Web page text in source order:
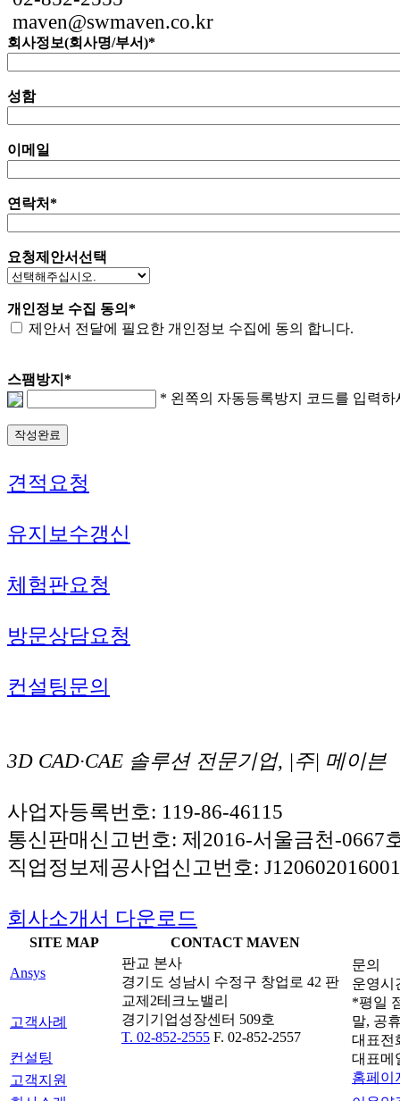
maven@swmaven.co.kr
회사정보(회사명/부서)*
성함
이메일
연락처*
요청제안서선택
개인정보 수집 동의 *
제안서 전달에 필요한 개인정보 수집에 동의 합니다.
스팸방지 *
* 왼쪽의 자동등록방지 코드를 입력하
견적요청
유지보수갱신
체험판요청
방문상담요청
컨설팅문의
3D CAD·CAE 솔루션 전문기업, |주| 메이븐
사업자등록번호: 119-86-46115
통신판매신고번호: 제2016-서울금천-0667
직업정보제공사업신고번호:
회사소개서 다운로드
SITE MAP
CONTACT MAVEN
Ansys
판교 본사
경기도 성남시 수정구 창업로 42 판
교제2테크노밸리
경기기업성장센터 509호
T. 02-852-2555 F. 02-852-2557
문의
운영시
*평일
말, 공
대표전
대표메
홈페이
고객사례
컨설팅
고객지원